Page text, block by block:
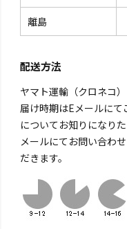
離島
配送方法
ヤマト運輸（クロネコ
届け時期はEメールに
についてお知りになり
メールにてお問い合わ
だきます。